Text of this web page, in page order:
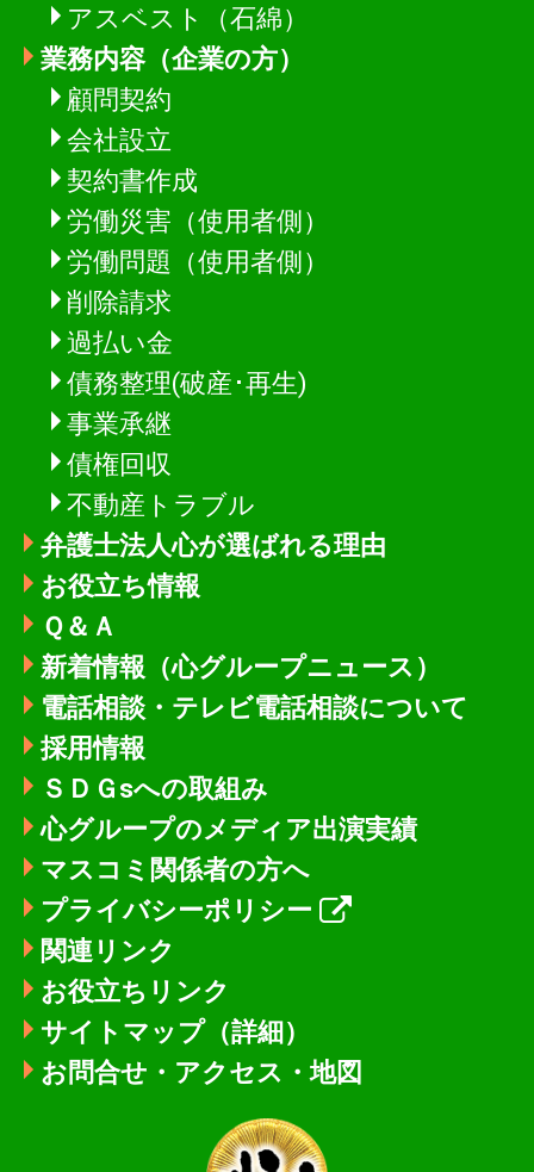
アスベスト（石綿）
業務内容（企業の方）
顧問契約
会社設立
契約書作成
労働災害（使用者側）
労働問題（使用者側）
削除請求
過払い金
債務整理(破産･再生)
事業承継
債権回収
不動産トラブル
弁護士法人心が選ばれる理由
お役立ち情報
Ｑ＆Ａ
新着情報 （心グループニュース）
電話相談・テレビ電話相談について
採用情報
ＳＤＧsへの取組み
心グループのメディア出演実績
マスコミ関係者の方へ
プライバシーポリシー
関連リンク
お役立ちリンク
サイトマップ（詳細）
お問合せ・アクセス・地図